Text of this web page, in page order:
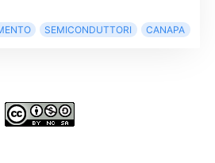
SEMICONDUTTORI CANAPA